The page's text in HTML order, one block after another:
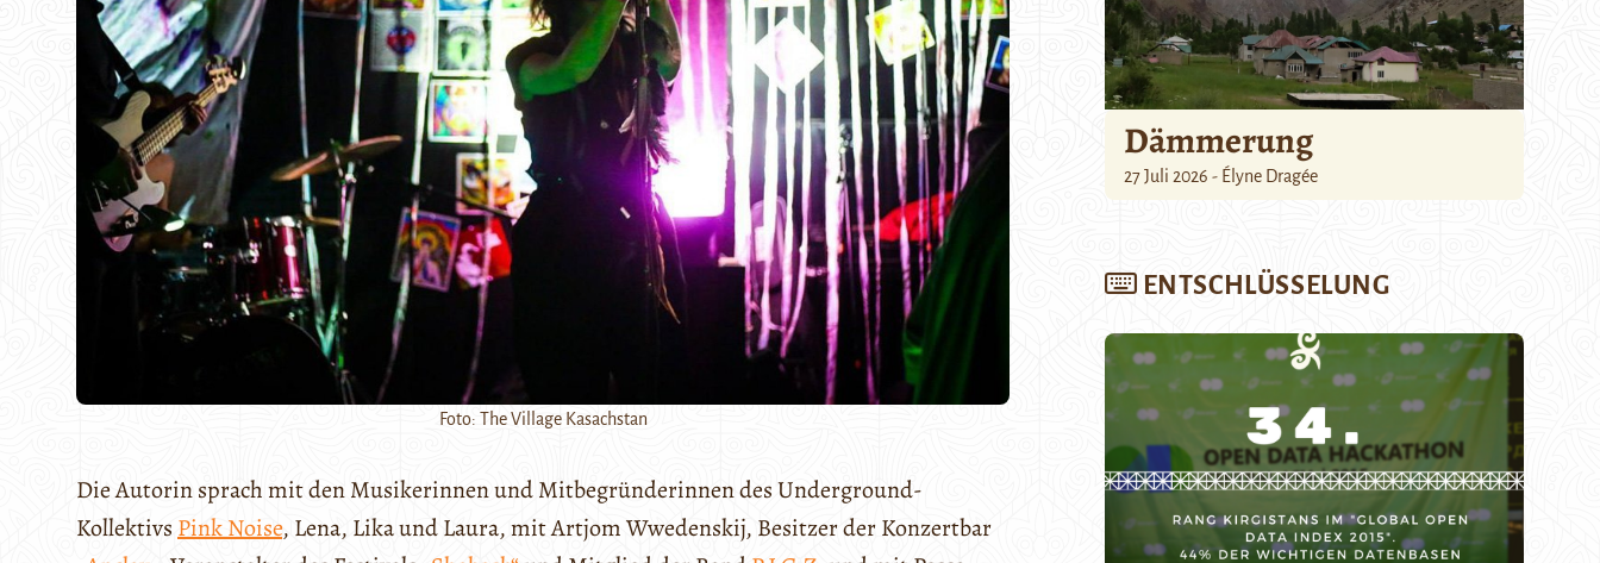
Foto: The Village Kasachstan
Die Autorin sprach mit den Musikerinnen und Mitbegründerinnen des Underground-
KollektivsPink Noise, Lena, Lika und Laura, mit Artjom Wwedenskij, Besitzer der Konzertbar
Dämmerung
27 Juli 2026 - Élyne Dragée
ENTSCHLÜSSELUNG